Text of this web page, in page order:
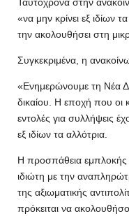
«να μην κρίνει εξ ιδίων
την ακολουθήσει στη
Συγκεκριμένα, η
«Ενημερώνουμε τη Νέα
δικαίου. Η εποχή που οι
εντολές για συλλήψεις
εξ ιδίων τα αλλότρια.
Η προσπάθεια εμπλοκής
ιδιώτη με την
της αξιωματικής
πρόκειται να